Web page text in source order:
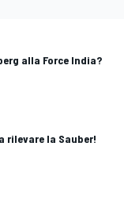
alla Force India?
rilevare la Sauber!